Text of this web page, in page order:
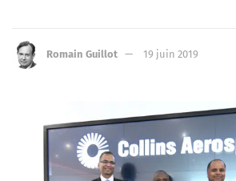
Romain Guillot 19 juin 2019